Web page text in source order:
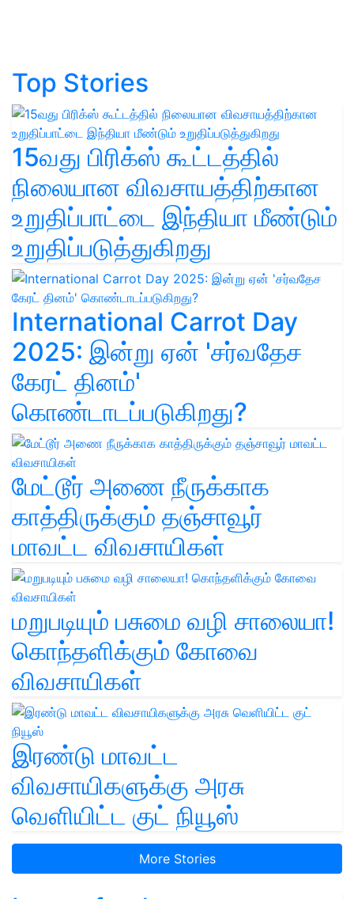
Top Stories
15வது பிரிக்ஸ் கூட்டத்தில்
நிலையான விவசாயத்திற்கான
உறுதிப்பாட்டை இந்தியா மீண்டும்
உறுதிப்படுத்துகிறது
International Carrot Day
2025: இன்று ஏன் 'சர்வதேச
கேரட் தினம்'
கொண்டாடப்படுகிறது?
மேட்டூர் அணை நீருக்காக
காத்திருக்கும் தஞ்சாவூர்
மாவட்ட விவசாயிகள்
மறுபடியும் பசுமை வழி சாலையா!
கொந்தளிக்கும் கோவை
விவசாயிகள்
இரண்டு மாவட்ட
விவசாயிகளுக்கு அரசு
வெளியிட்ட குட் நியூஸ்
More Stories